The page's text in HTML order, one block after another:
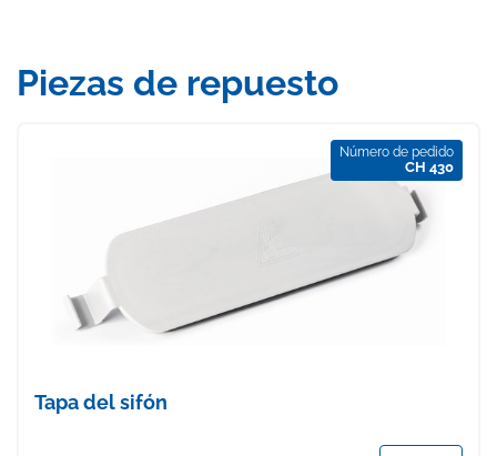
Piezas de repuesto
Número de pedido
CH 430
Tapa del sifón